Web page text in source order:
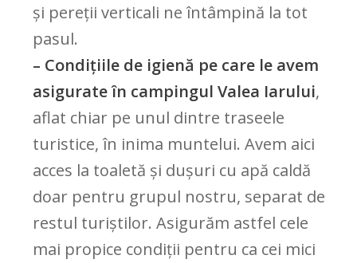
și pereții verticali ne întâmpină la tot
pasul.
– Condițiile de igienă pe care le avem
asigurate în campingul Valea Iarului,
aflat chiar pe unul dintre traseele
turistice, în inima muntelui. Avem aici
acces la toaletă și dușuri cu apă caldă
doar pentru grupul nostru, separat de
restul turiștilor. Asigurăm astfel cele
mai propice condiții pentru ca cei mici